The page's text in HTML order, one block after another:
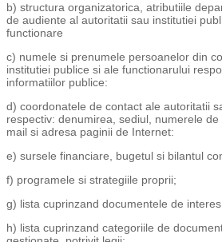
b) structura organizatorica, atributiile
de audiente al autoritatii sau institutiei
functionare
c) numele si prenumele persoanelor din
institutiei publice si ale functionarului
informatiilor publice:
d) coordonatele de contact ale autoritatii
respectiv: denumirea, sediul, numerele
mail si adresa paginii de Internet:
e) sursele financiare, bugetul si bilantul
f) programele si strategiile proprii;
g) lista cuprinzand documentele de
h) lista cuprinzand categoriile de